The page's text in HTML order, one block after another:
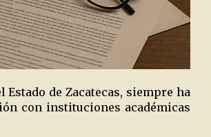
de Zacatecas, siempre ha
con instituciones académicas